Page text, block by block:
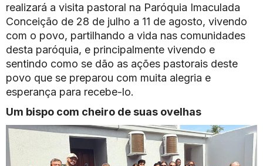
realizará a visita pastoral na Paróquia Imaculada
Conceição de 28 de julho a 11 de agosto, vivendo
com o povo, partilhando a vida nas comunidades
desta paróquia, e principalmente vivendo e
sentindo como se dão as ações pastorais deste
povo que se preparou com muita alegria e
esperança para recebe-lo.
Um bispo com cheiro de suas ovelhas